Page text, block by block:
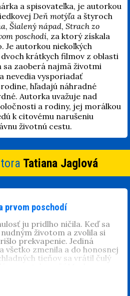
a spisovateľka, je autorkou
Deň motýľaa štyroch
, Šialený nápad, Strach zo
poschodí, za ktorý získala
Je autorkou niekoľkých
krátkych filmov z oblasti
sa zaoberá najmä životmi
nevedia vysporiadať
hľadajú náhradné
Autorka uvažuje nad
a rodiny, jej morálkou
k citovému narušeniu
životnú cestu.
Tatiana Jaglová
prvom poschodí
ju pridlho ničila. Keď sa
životom a zvolila si
prekvapenie. Jediná
všetko zmenila a do honosnej
tieňov sa vrátil čulý